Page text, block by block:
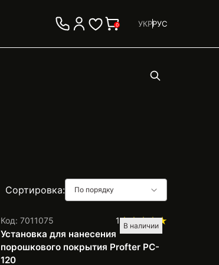
0 УКРРУС
Сортировка: По порядку
В наличии
Код: 7011075 1
Установка для нанесения
порошкового покрытия Profter PC-
120